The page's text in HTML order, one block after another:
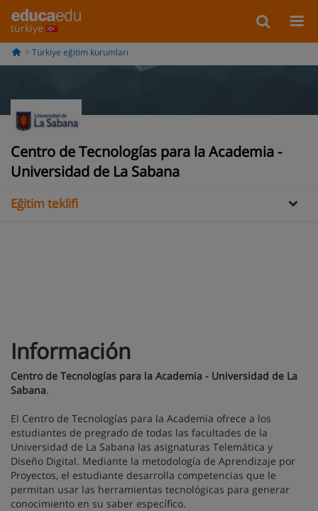
türkiye
Türkiye eğitim kurumları
Centro de Tecnologías para la Academia -
Universidad de La Sabana
Bilgi
Eğitim teklifi
Información
Centro de Tecnologías para la Academia - Universidad de La
Sabana.
El Centro de Tecnologías para la Academia ofrece a los
estudiantes de pregrado de todas las facultades de la
Universidad de La Sabana las asignaturas Telemática y
Diseño Digital. Mediante la metodología de Aprendizaje por
Proyectos, el estudiante desarrolla competencias que le
permitan usar las herramientas tecnológicas para generar
conocimiento en su saber específico.